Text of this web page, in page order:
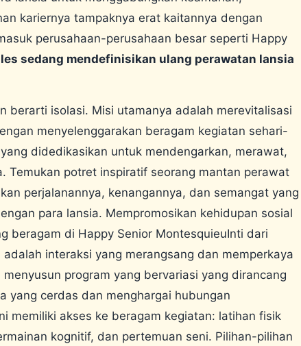
kariernya tampaknya erat kaitannya dengan
perusahaan-perusahaan besar seperti Happy
sedang mendefinisikan ulang perawatan lansia
berarti isolasi. Misi utamanya adalah merevitalisasi
menyelenggarakan beragam kegiatan sehari-
didedikasikan untuk mendengarkan, merawat,
Temukan potret inspiratif seorang mantan perawat
perjalanannya, kenangannya, dan semangat yang
para lansia. Mempromosikan kehidupan sosial
beragam di Happy Senior MontesquieuInti dari
interaksi yang merangsang dan memperkaya
program yang bervariasi yang dirancang
yang cerdas dan menghargai hubungan
memiliki akses ke beragam kegiatan: latihan fisik
kognitif, dan pertemuan seni. Pilihan-pilihan